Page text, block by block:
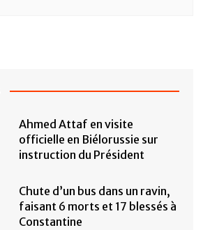
Ahmed Attaf en visite
officielle en Biélorussie sur
instruction du Président
Chute d’un bus dans un ravin,
faisant 6 morts et 17 blessés à
Constantine